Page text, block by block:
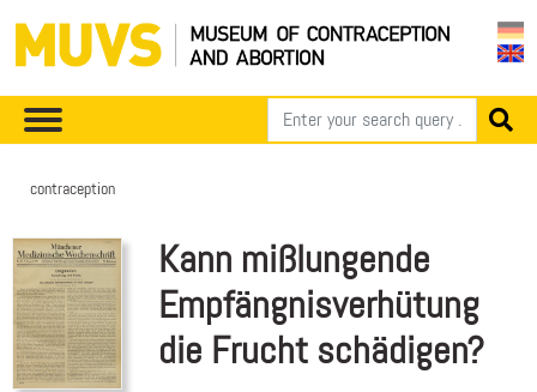
contraception
Kann mißlungende
Empfängnisverhütung
die Frucht schädigen?